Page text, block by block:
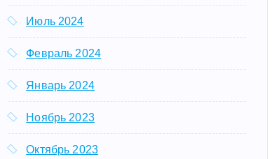
Июль 2024
Февраль 2024
Январь 2024
Ноябрь 2023
Октябрь 2023